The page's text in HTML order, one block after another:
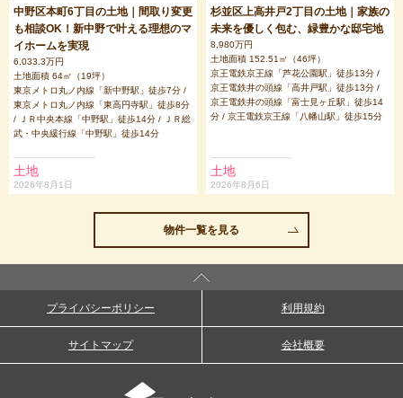
中野区本町6丁目の土地｜間取り変更
も相談OK！新中野で叶える理想のマ
イホームを実現
6,033.3万円
土地面積 64㎡（19坪）
東京メトロ丸ノ内線「新中野駅」徒歩7分 /
東京メトロ丸ノ内線「東高円寺駅」徒歩8分
/ ＪＲ中央本線「中野駅」徒歩14分 / ＪＲ総
武・中央緩行線「中野駅」徒歩14分
土地
2026年8月1日
杉並区上高井戸2丁目の土地｜家族の
未来を優しく包む、緑豊かな邸宅地
8,980万円
土地面積 152.51㎡（46坪）
京王電鉄京王線「芦花公園駅」徒歩13分 /
京王電鉄井の頭線「高井戸駅」徒歩13分 /
京王電鉄井の頭線「富士見ヶ丘駅」徒歩14
分 / 京王電鉄京王線「八幡山駅」徒歩15分
土地
2026年8月6日
物件一覧を見る
プライバシーポリシー 利用規約
サイトマップ 会社概要